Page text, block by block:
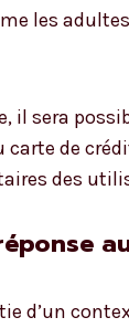
les
il sera
de
des
d’un